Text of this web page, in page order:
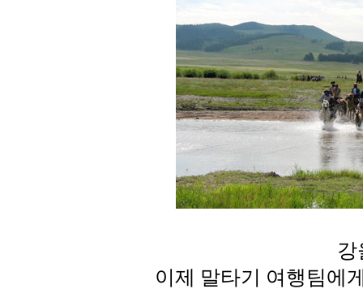
강
이제 말타기 여행팀에